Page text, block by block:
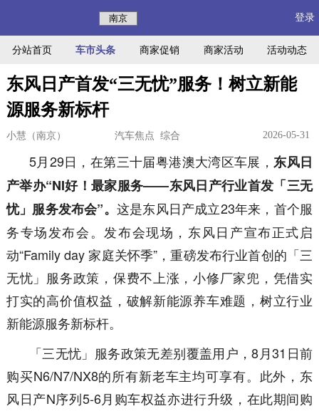
登录
分站首页 车市头条 商家促销 商家活动 活动动态
东风日产首发“三无忧”服务！树立新能
源服务新标杆
小慧（南京） 汽车焦点 综合 2026-05-31
5月29日，在第三十届粤港澳大湾区车展， 东风日
产举办“NI好！最家服务——东风日产行业首发「三无
忧」服务发布会”。 这是东风日产成立23年来，首个服
务专场发布会。发布会现场，东风日产宣布正式启
动“Family day 家庭关怀季”，重磅发布行业首创的「三
无忧」服务政策，保费不上涨，小修厂家兜，凭借实
打实的高价值权益，破解新能源养车难题，树立行业
新能源服务新标杆。
「三无忧」服务政策无差别覆盖用户，8月31日前
购买N6/N7/NX8的所有新老车主均可享有。此外，东
风日产N序列5-6月购车权益亦进行升级，在此期间购